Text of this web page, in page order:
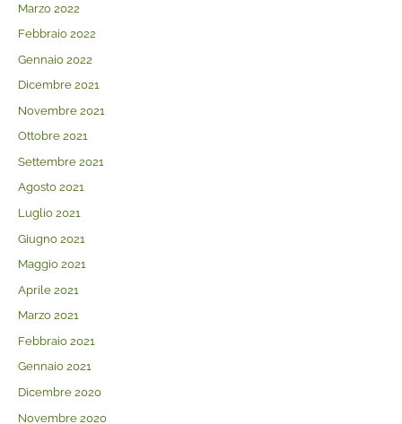
Marzo 2022
Febbraio 2022
Gennaio 2022
Dicembre 2021
Novembre 2021
Ottobre 2021
Settembre 2021
Agosto 2021
Luglio 2021
Giugno 2021
Maggio 2021
Aprile 2021
Marzo 2021
Febbraio 2021
Gennaio 2021
Dicembre 2020
Novembre 2020